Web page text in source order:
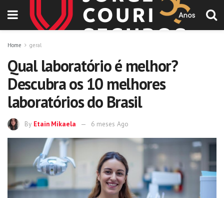
Home geral
Qual laboratório é melhor?
Descubra os 10 melhores
laboratórios do Brasil
By Etain Mikaela 6 meses Ago